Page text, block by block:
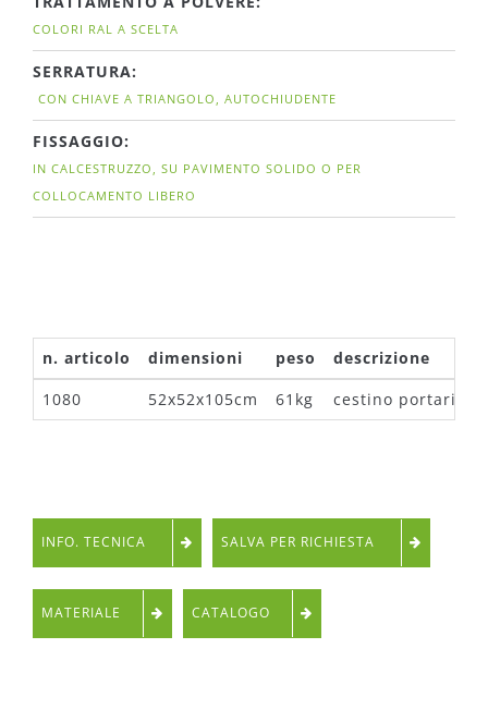
COLORI RAL A SCELTA
SERRATURA:
CON CHIAVE A TRIANGOLO, AUTOCHIUDENTE
FISSAGGIO:
IN CALCESTRUZZO, SU PAVIMENTO SOLIDO O PER
COLLOCAMENTO LIBERO
n. articolo dimensioni peso
descrizione
1080
52x52x105cm 61kg cestino
INFO. TECNICA SALVA PER RICHIESTA
MATERIALE CATALOGO